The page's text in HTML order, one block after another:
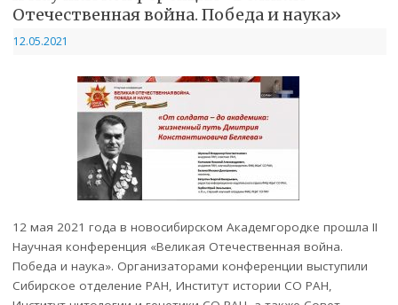
Отечественная война. Победа и наука»
12.05.2021
12 мая 2021 года в новосибирском Академгородке прошла II
Научная конференция «Великая Отечественная война.
Победа и наука». Организаторами конференции выступили
Сибирское отделение РАН, Институт истории СО РАН,